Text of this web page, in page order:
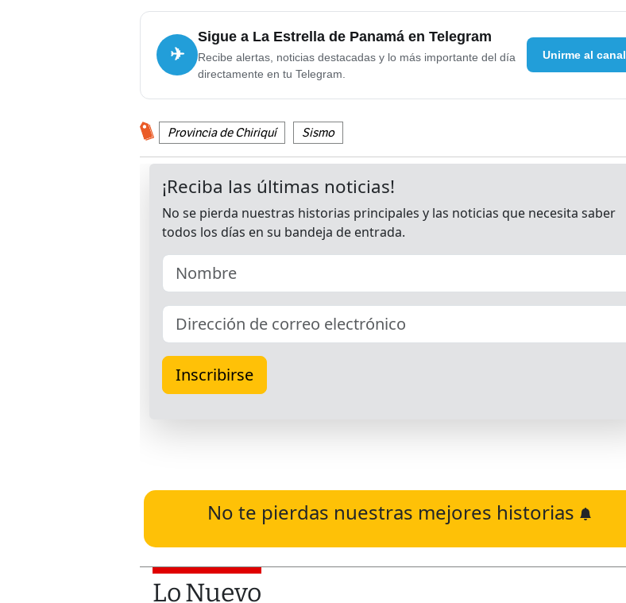
✈
Sigue a La Estrella de Panamá en Telegram
Recibe alertas, noticias destacadas y lo más importante del día
directamente en tu Telegram.
Unirme al canal
Provincia de Chiriquí Sismo
No te pierdas nuestras mejores historias
Lo Nuevo